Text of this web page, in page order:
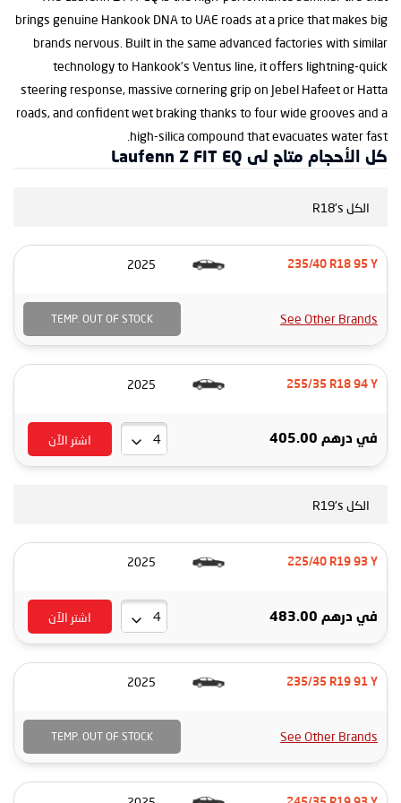
brings genuine Hankook DNA to UAE roads at a price that makes big
brands nervous. Built in the same advanced factories with similar
technology to Hankook’s Ventus line, it offers lightning-quick
steering response, massive cornering grip on Jebel Hafeet or Hatta
roads, and confident wet braking thanks to four wide grooves and a
high-silica compound that evacuates water fast.
كل الأحجام متاح لى Laufenn Z FIT EQ
الكل R18's
235/40 R18 95 Y
2025
See Other Brands
TEMP. OUT OF STOCK
255/35 R18 94 Y
2025
في درهم 405.00 اشتر الآن
الكل R19's
225/40 R19 93 Y
2025
في درهم 483.00 اشتر الآن
235/35 R19 91 Y
2025
See Other Brands
TEMP. OUT OF STOCK